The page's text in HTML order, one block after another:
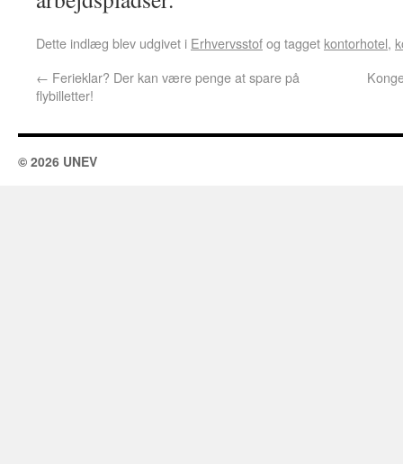
Dette indlæg blev udgivet i Erhvervsstofog tagget kontorhotel,
← Ferieklar? Der kan være penge at spare på
flybilletter!
© 2026 UNEV